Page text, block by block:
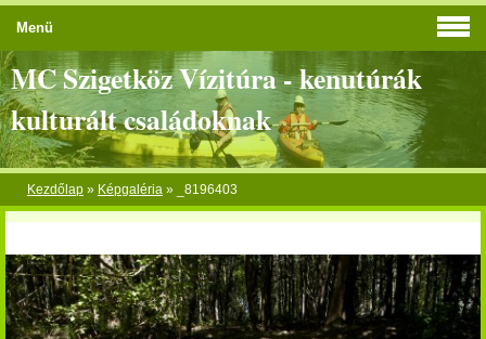
MC Szigetköz Vízitúra - kenutúrák
kulturált családoknak
Kezdőlap » Képgaléria » _8196403
Menü